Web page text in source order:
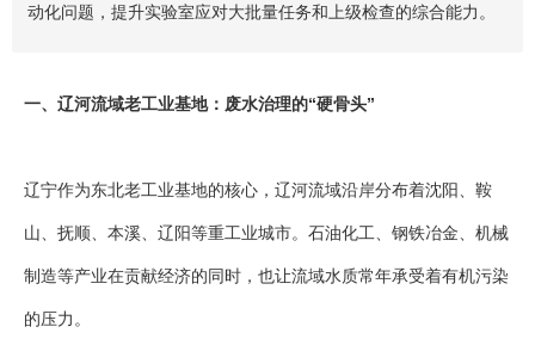
动化问题，提升实验室应对大批量任务和上级检查的综合能力。
一、辽河流域老工业基地：废水治理的“硬骨头”
辽宁作为东北老工业基地的核心，辽河流域沿岸分布着沈阳、鞍
山、抚顺、本溪、辽阳等重工业城市。石油化工、钢铁冶金、机械
制造等产业在贡献经济的同时，也让流域水质常年承受着有机污染
的压力。